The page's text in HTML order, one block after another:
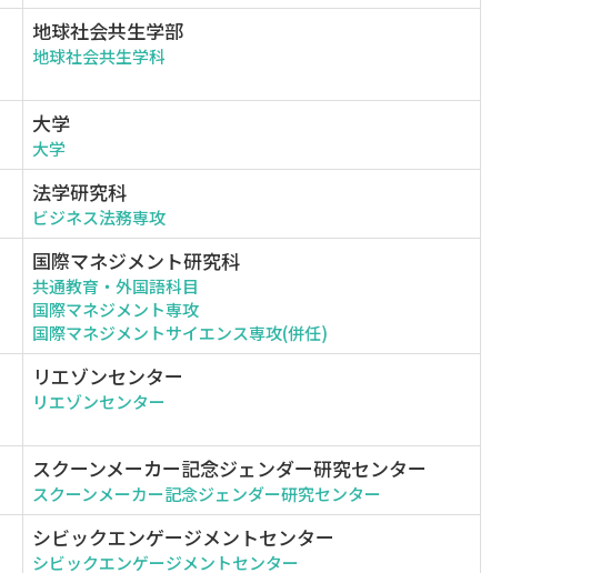
地球社会共生学部
地球社会共生学科
大学
大学
法学研究科
ビジネス法務専攻
国際マネジメント研究科
共通教育・外国語科目
国際マネジメント専攻
国際マネジメントサイエンス専攻(併任)
リエゾンセンター
リエゾンセンター
スクーンメーカー記念ジェンダー研究センター
スクーンメーカー記念ジェンダー研究センター
シビックエンゲージメントセンター
シビックエンゲージメントセンター